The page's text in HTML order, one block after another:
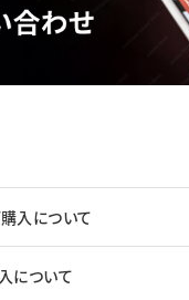
入について
について